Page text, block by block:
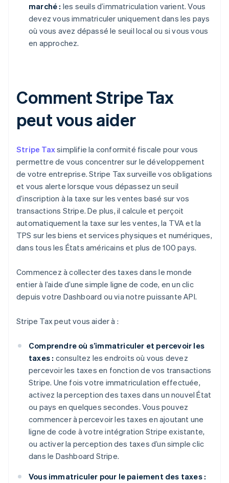
marché : les seuils d’immatriculation varient. Vous
devez vous immatriculer uniquement dans les pays
où vous avez dépassé le seuil local ou si vous vous
en approchez.
Comment Stripe Tax
peut vous aider
Stripe Taxsimplifie la conformité fiscale pour vous
permettre de vous concentrer sur le développement
de votre entreprise. Stripe Tax surveille vos obligations
et vous alerte lorsque vous dépassez un seuil
d’inscription à la taxe sur les ventes basé sur vos
transactions Stripe. De plus, il calcule et perçoit
automatiquement la taxe sur les ventes, la TVA et la
TPS sur les biens et services physiques et numériques,
dans tous les États américains et plus de 100 pays.
Commencez à collecter des taxes dans le monde
entier à l’aide d’une simple ligne de code, en un clic
depuis votre Dashboard ou via notre puissante API.
Stripe Tax peut vous aider à :
Comprendre où s’immatriculer et percevoir les
taxes : consultez les endroits où vous devez
percevoir les taxes en fonction de vos transactions
Stripe. Une fois votre immatriculation effectuée,
activez la perception des taxes dans un nouvel État
ou pays en quelques secondes. Vous pouvez
commencer à percevoir les taxes en ajoutant une
ligne de code à votre intégration Stripe existante,
ou activer la perception des taxes d’un simple clic
dans le Dashboard Stripe.
Vous immatriculer pour le paiement des taxes :